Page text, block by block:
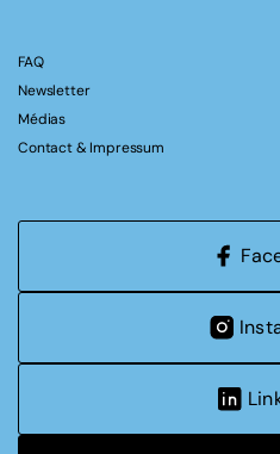
FAQ
Newsletter
Médias
Contact & Impressum